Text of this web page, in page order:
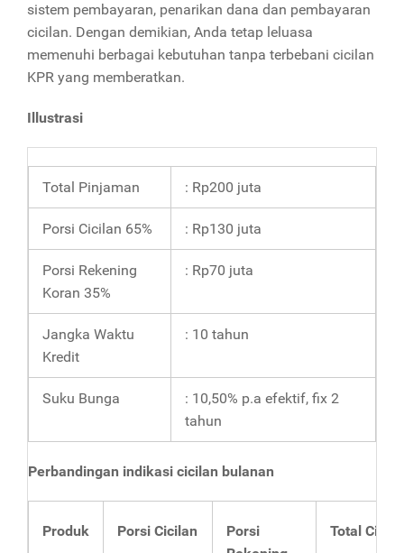
sistem pembayaran, penarikan dana dan pembayaran
cicilan. Dengan demikian, Anda tetap leluasa
memenuhi berbagai kebutuhan tanpa terbebani cicilan
KPR yang memberatkan.
Illustrasi
Total Pinjaman : Rp200 juta
Porsi Cicilan 65% : Rp130 juta
Porsi Rekening
Koran 35%
: Rp70 juta
Jangka Waktu
Kredit
: 10 tahun
Suku Bunga
: 10,50% p.a efektif, fix 2
tahun
Perbandingan indikasi cicilan bulanan
Produk Porsi Cicilan
Porsi
Total